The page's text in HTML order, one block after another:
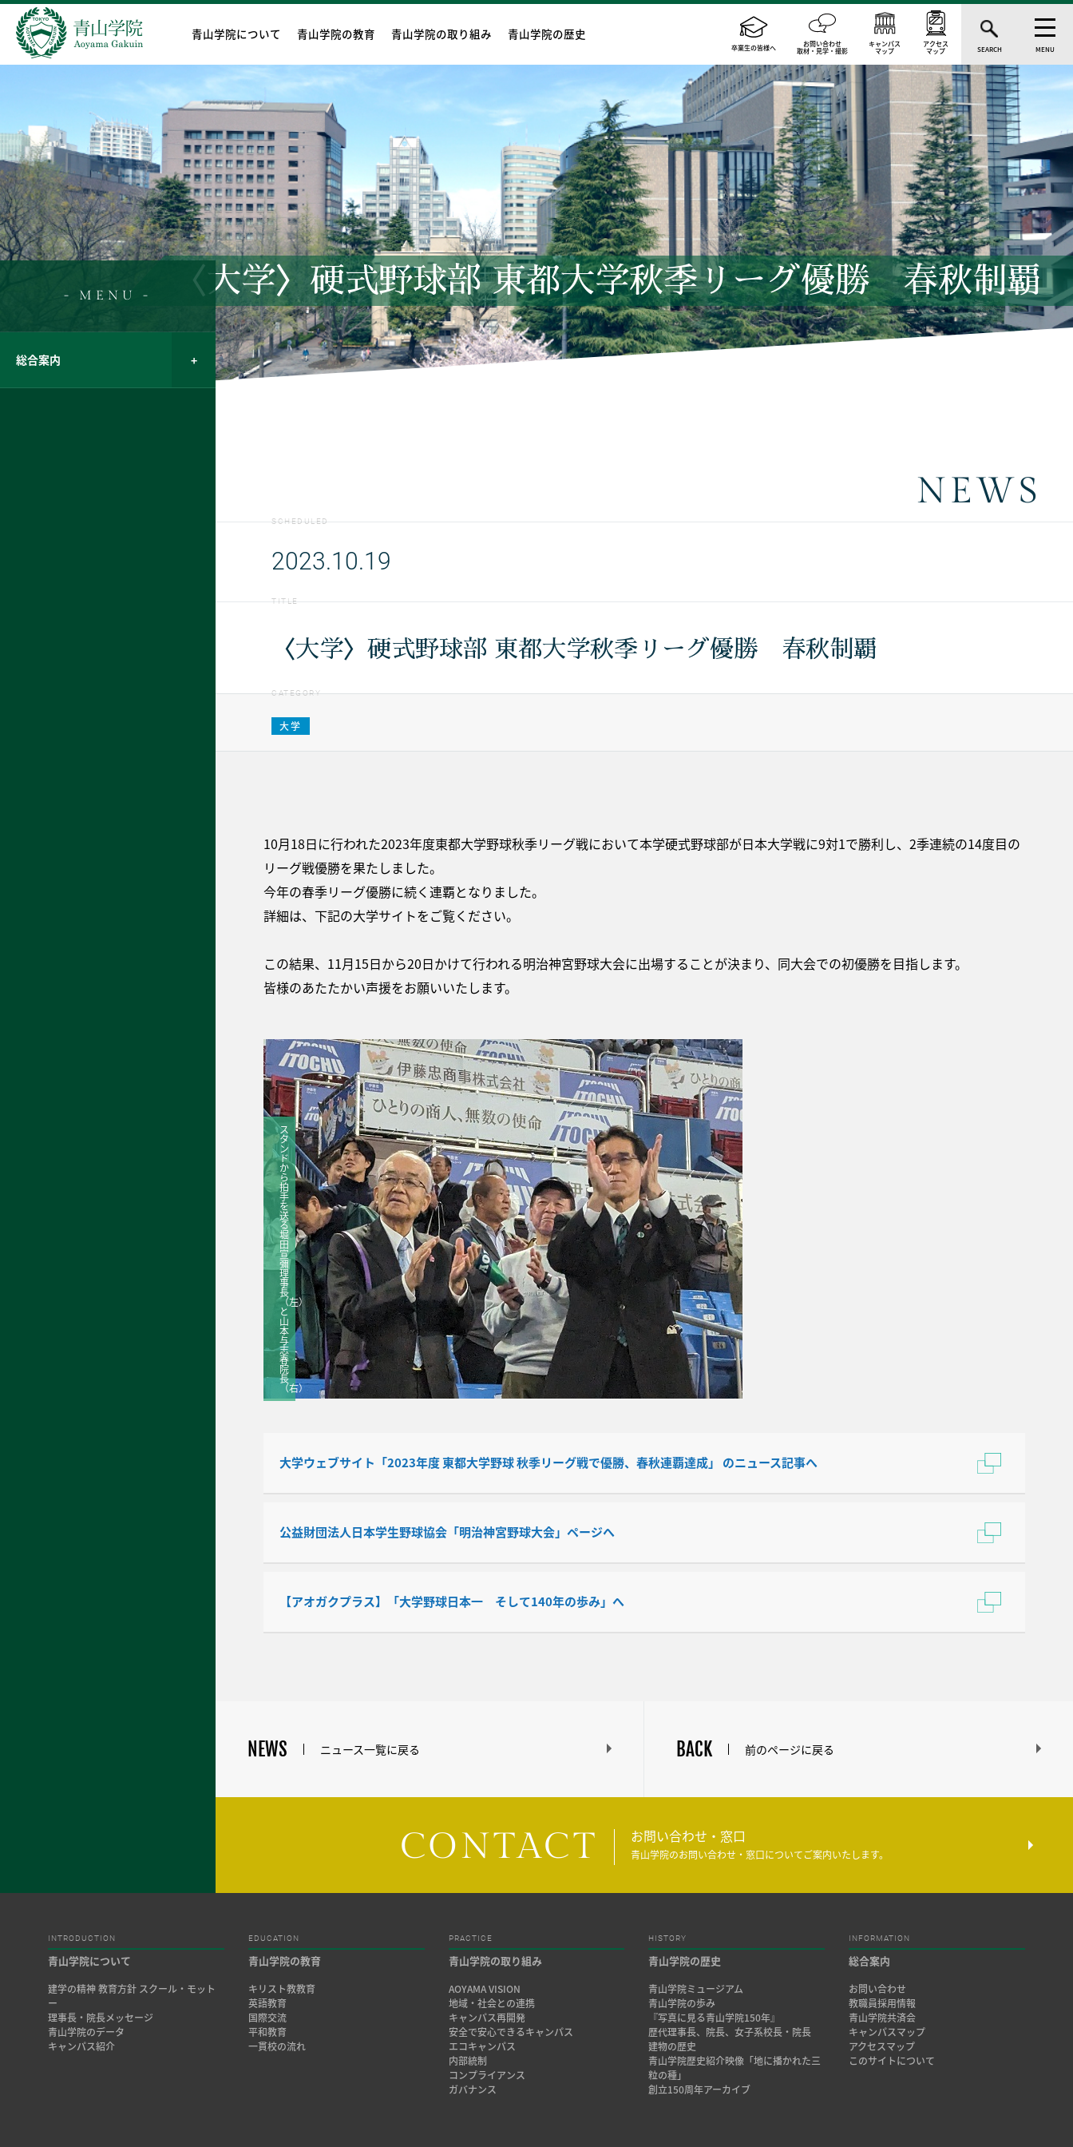
青山学院について 青山学院の教育 青山学院の取り組み 青山学院の歴史
卒業生の皆様へ お問い合わせ
取材・見学・撮影
キャンパス
マップ
アクセス
マップ SEARCH MENU
〈大学〉硬式野球部 東都大学秋季リーグ優勝 春秋制覇
- MENU -
総合案内
NEWS
SCHEDULED
2023.10.19
TITLE
〈大学〉硬式野球部 東都大学秋季リーグ優勝 春秋制覇
CATEGORY
大学
10月18日に行われた2023年度東都大学野球秋季リーグ戦において本学硬式野球部が日本大学戦に9対1で勝利し、2季連続の14度目の
リーグ戦優勝を果たしました。
今年の春季リーグ優勝に続く連覇となりました。
詳細は、下記の大学サイトをご覧ください。
この結果、11月15日から20日かけて行われる明治神宮野球大会に出場することが決まり、同大会での初優勝を目指します。
皆様のあたたかい声援をお願いいたします。
ス
タ
ン
ド
か
ら
拍
手
を
送
る
堀
田
宣
彌
理
事
長
（左）
と
山
本
与
志
春
院
長
（右）
大学ウェブサイト「2023年度 東都大学野球 秋季リーグ戦で優勝、春秋連覇達成」 のニュース記事へ
公益財団法人日本学生野球協会「明治神宮野球大会」ページへ
【アオガクプラス】「大学野球日本一 そして140年の歩み」へ
NEWS ニュース一覧に戻る BACK 前のページに戻る
CONTACT お問い合わせ・窓口
青山学院のお問い合わせ・窓口についてご案内いたします。
INTRODUCTION
青山学院について
建学の精神 教育方針 スクール・モット
ー
理事長・院長メッセージ
青山学院のデータ
キャンパス紹介
EDUCATION
青山学院の教育
キリスト教教育
英語教育
国際交流
平和教育
一貫校の流れ
PRACTICE
青山学院の取り組み
AOYAMA VISION
地域・社会との連携
キャンパス再開発
安全で安心できるキャンパス
エコキャンパス
内部統制
コンプライアンス
ガバナンス
HISTORY
青山学院の歴史
青山学院ミュージアム
青山学院の歩み
『写真に見る青山学院150年』
歴代理事長、院長、女子系校長・院長
建物の歴史
青山学院歴史紹介映像「地に播かれた三
粒の種」
創立150周年アーカイブ
INFORMATION
総合案内
お問い合わせ
教職員採用情報
青山学院共済会
キャンパスマップ
アクセスマップ
このサイトについて